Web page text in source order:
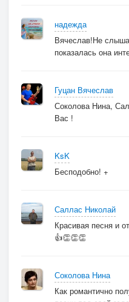
надежда
Вячеслав!Не
показалась она
Гуцан Вячеслав
Соколова Нина,
Вас !
KsK
Бесподобно! +
Саллас Николай
Красивая песня и
👍👏👏👏
Соколова Нина
Как романтично